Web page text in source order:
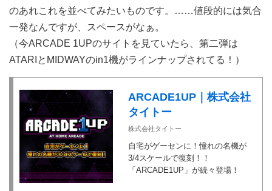
のあれこれを並べてみたいものです。……値段的には気合
一発なんですが、スペースがなぁ。
（今ARCADE 1UPのサイトを見ていたら、第二弾は
ATARIとMIDWAYのin1機がラインナップされてる！）
ARCADE1UP｜株式会社
タイトー
株式会社タイトー
自宅がゲーセンに！憧れの名機が
3/4スケールで復刻！！
「ARCADE1UP」が続々登場！